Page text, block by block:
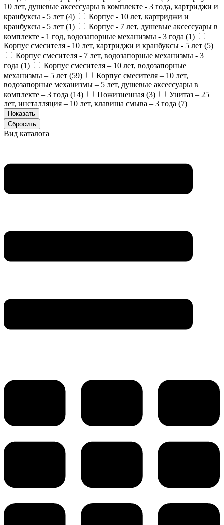
10 лет, душевые аксессуары в комплекте - 3 года, картриджи и
кранбуксы - 5 лет (4)
Корпус - 10 лет, картриджи и
кранбуксы - 5 лет (1)
Корпус - 7 лет, душевые аксессуары в
комплекте - 1 год, водозапорные механизмы - 3 года (1)
Корпус смесителя - 10 лет, картриджи и кранбуксы - 5 лет (5)
Корпус смесителя - 7 лет, водозапорные механизмы - 3
года (1)
Корпус смесителя – 10 лет, водозапорные
механизмы – 5 лет (59)
Корпус смесителя – 10 лет,
водозапорные механизмы – 5 лет, душевые аксессуары в
комплекте – 3 года (14) Пожизненная (3)
Унитаз – 25
лет, инсталляция – 10 лет, клавиша смыва – 3 года (7)
Вид каталога